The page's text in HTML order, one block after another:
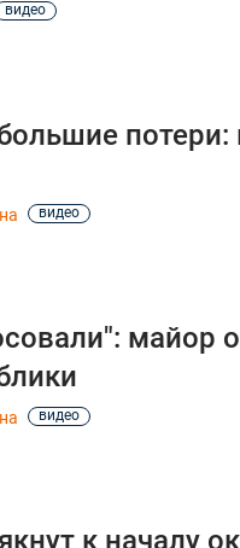
видео
видео
майор
видео
к началу